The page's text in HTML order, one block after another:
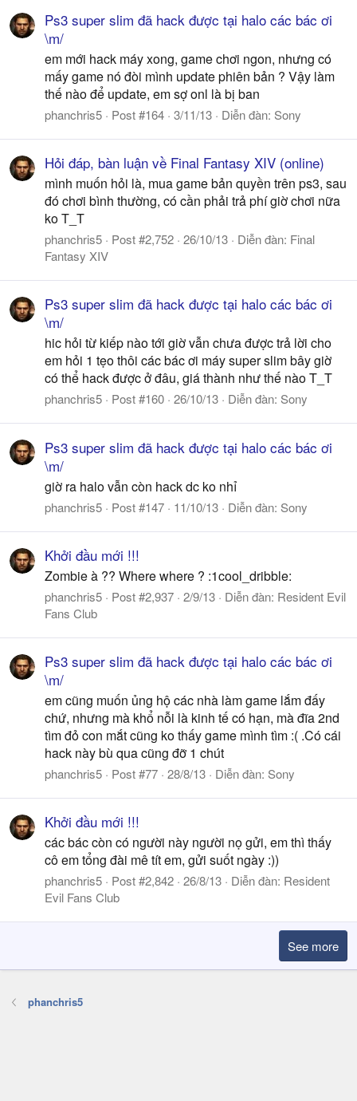
Ps3 super slim đã hack được tại halo các bác ơi
\m/
em mới hack máy xong, game chơi ngon, nhưng có
mấy game nó đòi mình update phiên bản ? Vậy làm
thế nào để update, em sợ onl là bị ban
phanchris5 Post #164 3/11/13 Diễn đàn: Sony
Hỏi đáp, bàn luận về Final Fantasy XIV (online)
mình muốn hỏi là, mua game bản quyền trên ps3, sau
đó chơi bình thường, có cần phải trả phí giờ chơi nữa
ko T_T
phanchris5 Post #2,752 26/10/13 Diễn đàn: Final
Fantasy XIV
Ps3 super slim đã hack được tại halo các bác ơi
\m/
hic hỏi từ kiếp nào tới giờ vẫn chưa được trả lời cho
em hỏi 1 tẹo thôi các bác ơi máy super slim bây giờ
có thể hack được ở đâu, giá thành như thế nào T_T
phanchris5 Post #160 26/10/13 Diễn đàn: Sony
Ps3 super slim đã hack được tại halo các bác ơi
\m/
giờ ra halo vẫn còn hack dc ko nhỉ
phanchris5 Post #147 11/10/13 Diễn đàn: Sony
Khởi đầu mới !!!
Zombie à ?? Where where ? :1cool_dribble:
phanchris5 Post #2,937 2/9/13 Diễn đàn: Resident Evil
Fans Club
Ps3 super slim đã hack được tại halo các bác ơi
\m/
em cũng muốn ủng hộ các nhà làm game lắm đấy
chứ, nhưng mà khổ nỗi là kinh tế có hạn, mà đĩa 2nd
tìm đỏ con mắt cũng ko thấy game mình tìm :( .Có cái
hack này bù qua cũng đỡ 1 chút
phanchris5 Post #77 28/8/13 Diễn đàn: Sony
Khởi đầu mới !!!
các bác còn có người này người nọ gửi, em thì thấy
cô em tổng đài mê tít em, gửi suốt ngày :))
phanchris5 Post #2,842 26/8/13 Diễn đàn: Resident
Evil Fans Club
See more
phanchris5